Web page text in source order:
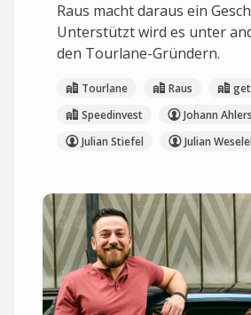
Raus macht daraus ein
Unterstützt wird es unter
den Tourlane-Gründern.
Tourlane Raus
Speedinvest
Johann Ahlers
Julian Stiefel
Julian